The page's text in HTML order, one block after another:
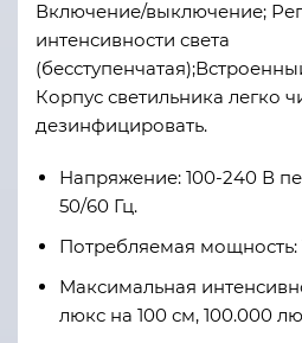
Включение/выключение;
интенсивности света
Корпус светильника легко
дезинфицировать.
Напряжение: 100-240 В
50/60 Гц.
Потребляемая мощность:
Максимальная
люкс на 100 см, 100.000